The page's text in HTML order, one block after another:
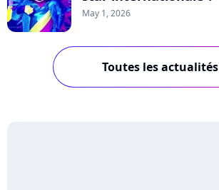
May 1, 2026
Toutes les actualités